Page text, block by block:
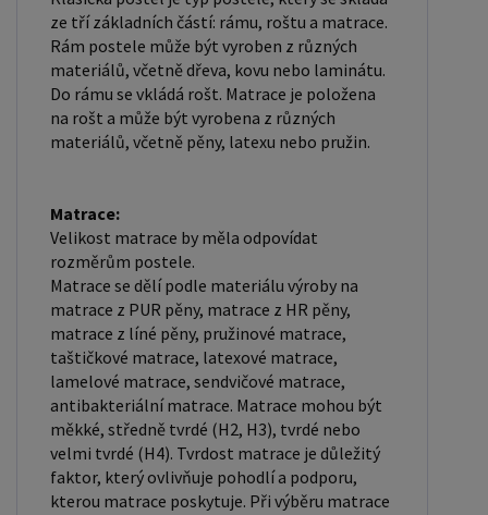
ze tří základních částí: rámu, roštu a matrace.
Rám postele může být vyroben z různých
materiálů, včetně dřeva, kovu nebo laminátu.
Do rámu se vkládá rošt. Matrace je položena
na rošt a může být vyrobena z různých
materiálů, včetně pěny, latexu nebo pružin.
Matrace:
Velikost matrace by měla odpovídat
rozměrům postele.
Matrace se dělí podle materiálu výroby na
matrace z PUR pěny, matrace z HR pěny,
matrace z líné pěny, pružinové matrace,
taštičkové matrace, latexové matrace,
lamelové matrace, sendvičové matrace,
antibakteriální matrace. Matrace mohou být
měkké, středně tvrdé (H2, H3), tvrdé nebo
velmi tvrdé (H4). Tvrdost matrace je důležitý
faktor, který ovlivňuje pohodlí a podporu,
kterou matrace poskytuje. Při výběru matrace